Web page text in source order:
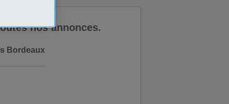
nos annonces.
Bordeaux